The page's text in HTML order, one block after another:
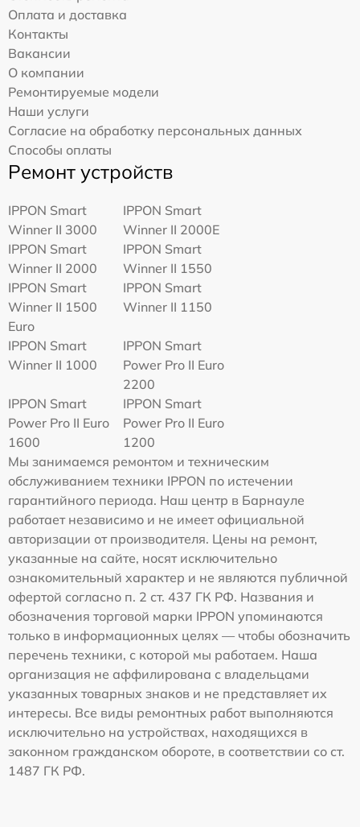
Оплата и доставка
Контакты
Вакансии
О компании
Ремонтируемые модели
Наши услуги
Согласие на обработку персональных данных
Способы оплаты
Ремонт устройств
IPPON Smart
Winner II 3000
IPPON Smart
Winner II 2000E
IPPON Smart
Winner II 2000
IPPON Smart
Winner II 1550
IPPON Smart
Winner II 1500
Euro
IPPON Smart
Winner II 1150
IPPON Smart
Winner II 1000
IPPON Smart
Power Pro II Euro
2200
IPPON Smart
Power Pro II Euro
1600
IPPON Smart
Power Pro II Euro
1200
Мы занимаемся ремонтом и техническим
обслуживанием техники IPPON по истечении
гарантийного периода. Наш центр в Барнауле
работает независимо и не имеет официальной
авторизации от производителя. Цены на ремонт,
указанные на сайте, носят исключительно
ознакомительный характер и не являются публичной
офертой согласно п. 2 ст. 437 ГК РФ. Названия и
обозначения торговой марки IPPON упоминаются
только в информационных целях — чтобы обозначить
перечень техники, с которой мы работаем. Наша
организация не аффилирована с владельцами
указанных товарных знаков и не представляет их
интересы. Все виды ремонтных работ выполняются
исключительно на устройствах, находящихся в
законном гражданском обороте, в соответствии со ст.
1487 ГК РФ.